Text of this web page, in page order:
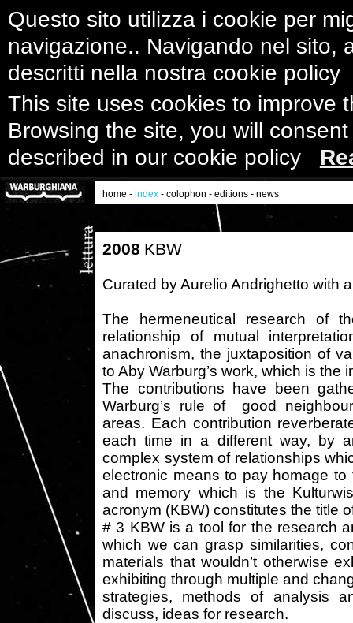
Questo sito utilizza i cookie per
navigazione.. Navigando nel sito,
descritti nella nostra cookie
This site uses cookies to improve
Browsing the site, you will
described in our cookie policy
home - index - colophon - editions - news
2008 KBW
Curated by Aurelio Andrighetto with
The hermeneutical research of
relationship of mutual
anachronism, the juxtaposition of
to Aby Warburg’s work, which is the
The contributions have been
Warburg’s rule of good
areas. Each contribution
each time in a different way, by
complex system of relationships
electronic means to pay homage
and memory which is the
acronym (KBW) constitutes the title
# 3 KBW is a tool for the research
which we can grasp similarities,
materials that wouldn’t otherwise
exhibiting through multiple and
strategies, methods of analysis
discuss, ideas for research.